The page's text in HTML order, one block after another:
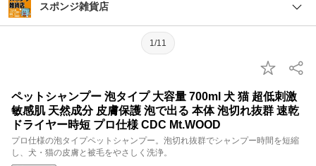
スポンジ雑貨店
1/11
ペットシャンプー 泡タイプ 大容量 700ml 犬 猫 超低刺激
敏感肌 天然成分 皮膚保護 泡で出る 本体 泡切れ抜群 速乾
ドライヤー時短 プロ仕様 CDC Mt.WOOD
プロ仕様の泡タイプペットシャンプー。泡切れ抜群でシャンプー時間を短縮
し、犬・猫の皮膚と被毛をやさしく洗浄。